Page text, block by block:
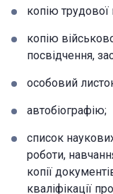
копію
копію
посвідчення,
особовий
автобіографію;
список
роботи,
копії
кваліфікації